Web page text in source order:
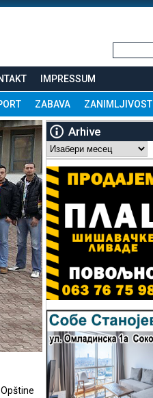
IMPRESSUM
ZABAVA ZANIMLJIVOSTI
Arhive
Arhive